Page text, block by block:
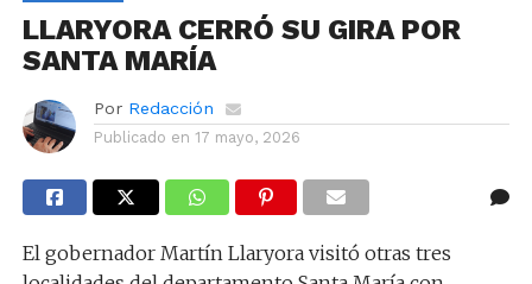
LLARYORA CERRÓ SU GIRA POR
SANTA MARÍA
Por Redacción
Publicado en 17 mayo, 2026
El gobernador Martín Llaryora visitó otras tres